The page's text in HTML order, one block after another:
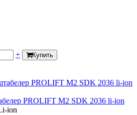
+ Купить
PROLIFT M2 SDK 2036 li-ion
ion